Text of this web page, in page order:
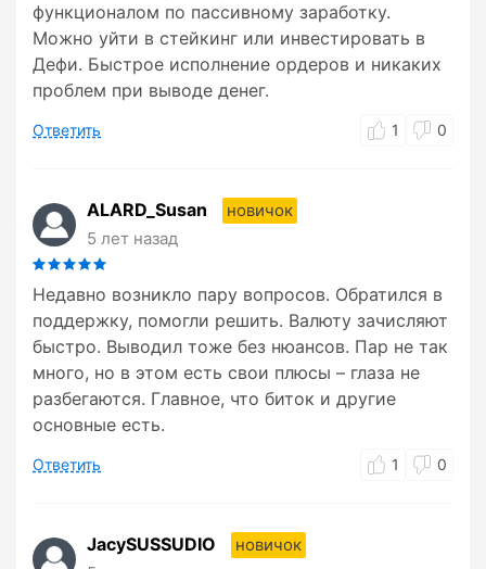
функционалом по пассивному заработку.
Можно уйти в стейкинг или инвестировать в
Дефи. Быстрое исполнение ордеров и никаких
проблем при выводе денег.
Ответить 1 0
ALARD_Susan
новичок
5 лет назад
Недавно возникло пару вопросов. Обратился в
поддержку, помогли решить. Валюту зачисляют
быстро. Выводил тоже без нюансов. Пар не так
много, но в этом есть свои плюсы – глаза не
разбегаются. Главное, что биток и другие
основные есть.
Ответить 1 0
JacySUSSUDIO
новичок